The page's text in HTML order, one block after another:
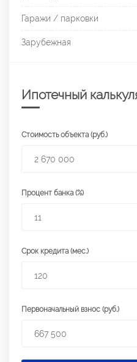
Гаражи / парковки
Зарубежная
Ипотечный
Стоимость объекта (руб.)
Процент банка (%)
Срок кредита (мес.)
Первоначальный взнос (руб.)